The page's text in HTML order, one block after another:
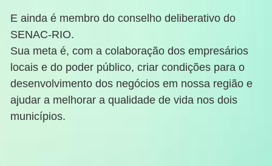
E ainda é membro do conselho deliberativo do
SENAC-RIO.
Sua meta é, com a colaboração dos empresários
locais e do poder público, criar condições para o
desenvolvimento dos negócios em nossa região e
ajudar a melhorar a qualidade de vida nos dois
municípios.